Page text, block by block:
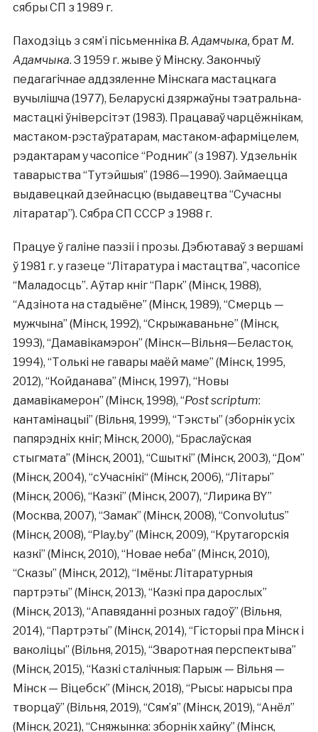
сябры СП з 1989 г.
Паходзіць з сям’і пісьменніка В. Адамчыка,брат М.
Адамчыка. З 1959 г. жыве ў Мінску. Закончыў
педагагічнае аддзяленне Мінскага мастацкага
вучылішча (1977), Беларускі дзяржаўны тэатральна-
мастацкі ўніверсітэт (1983). Працаваў чарцёжнікам,
мастаком-рэстаўратарам, мастаком-афарміцелем,
рэдактарам у часопісе “Родник” (з 1987). Удзельнік
таварыства “Тутэйшыя” (1986—1990). Займаецца
выдавецкай дзейнасцю (выдавецтва “Сучасны
літаратар”). Сябра СП СССР з 1988 г.
Працуе ў галіне паэзіі і прозы. Дэбютаваў з вершамі
ў 1981 г. у газеце “Літаратура і мастацтва”, часопісе
“Маладосць”. Аўтар кніг “Парк” (Мінск, 1988),
“Адзінота на стадыёне” (Мінск, 1989), “Смерць —
мужчына” (Мінск, 1992), “Скрыжаваньне” (Мінск,
1993), “Дамавікамэрон” (Мінск—Вільня—Беласток,
1994), “Толькі не гавары маёй маме” (Мінск, 1995,
2012), “Койданава” (Мінск, 1997), “Новы
дамавікамерон” (Мінск, 1998), “Post scriptum:
кантамінацыі” (Вільня, 1999), “Тэксты” (зборнік усіх
папярэдніх кніг; Мінск, 2000), “Браслаўская
стыгмата” (Мінск, 2001), “Сшыткі” (Мінск, 2003), “Дом”
(Мінск, 2004), “сУчаснікі“ (Мінск, 2006), “Літары”
(Мінск, 2006), “Казкі” (Мінск, 2007), “Лирика BY”
(Москва, 2007), “Замак” (Мінск, 2008), “Convolutus”
(Мінск, 2008), “Play.by” (Мінск, 2009), “Крутагорскія
казкі” (Мінск, 2010), “Новае неба” (Мінск, 2010),
“Сказы” (Мінск, 2012), “Імёны: Літаратурныя
партрэты” (Мінск, 2013), “Казкі пра дарослых”
(Мінск, 2013), “Апавяданні розных гадоў” (Вільня,
2014), “Партрэты” (Мінск, 2014), “Гісторыі пра Мінск і
ваколіцы” (Вільня, 2015), “Зваротная перспектыва”
(Мінск, 2015), “Казкі сталічныя: Парыж — Вільня —
Мінск — Віцебск” (Мінск, 2018), “Рысы: нарысы пра
творцаў” (Вільня, 2019), “Сям’я” (Мінск, 2019), “Анёл”
(Мінск, 2021), “Сняжынка: зборнік хайку” (Мінск,